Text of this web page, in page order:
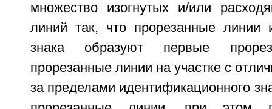
множество изогнутых и/или
линий так, что прорезанные линии
знака образуют первые
прорезанные линии на участке с
за пределами идентификационного